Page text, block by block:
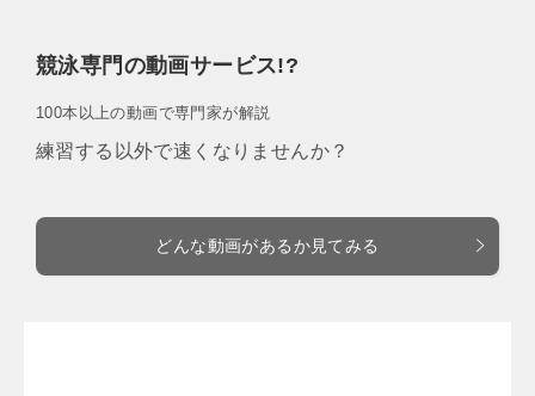
競泳専門の動画サービス!?
100本以上の動画で専門家が解説
練習する以外で速くなりませんか？
どんな動画があるか見てみる